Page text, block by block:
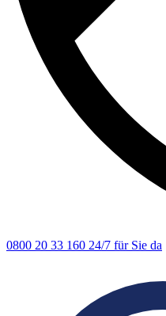
0800 20 33 160 24/7 für Sie da